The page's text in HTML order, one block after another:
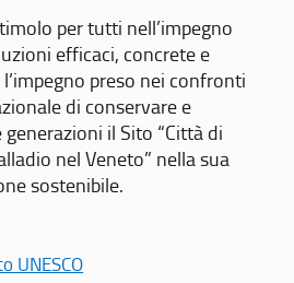
per tutti nell’impegno
efficaci, concrete e
preso nei confronti
di conservare e
il Sito “Città di
nel Veneto” nella sua
sostenibile.
UNESCO